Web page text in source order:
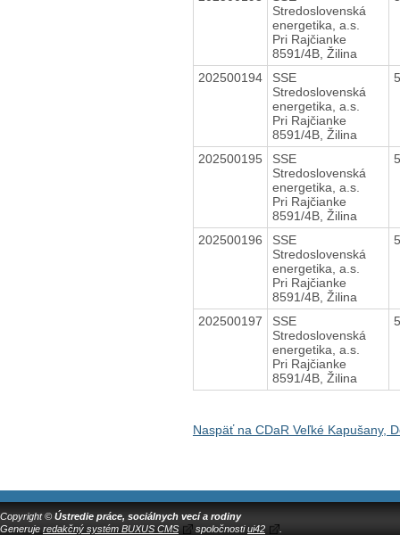
Stredoslovenská
energetika, a.s.
Pri Rajčianke
8591/4B, Žilina
202500194
SSE
Stredoslovenská
energetika, a.s.
Pri Rajčianke
8591/4B, Žilina
202500195
SSE
Stredoslovenská
energetika, a.s.
Pri Rajčianke
8591/4B, Žilina
202500196
SSE
Stredoslovenská
energetika, a.s.
Pri Rajčianke
8591/4B, Žilina
202500197
SSE
Stredoslovenská
energetika, a.s.
Pri Rajčianke
8591/4B, Žilina
Naspäť na CDaR Veľké Kapušany,
Copyright © Ústredie práce, sociálnych vecí a rodiny
Generuje redakčný systém BUXUS CMS spoločnostiui42